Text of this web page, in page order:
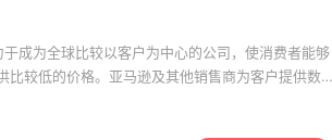
成为全球比较以客户为中心的公司，使消费者能够
较低的价格。亚马逊及其他销售商为客户提供数
4天22小时
Columbia Sportswear